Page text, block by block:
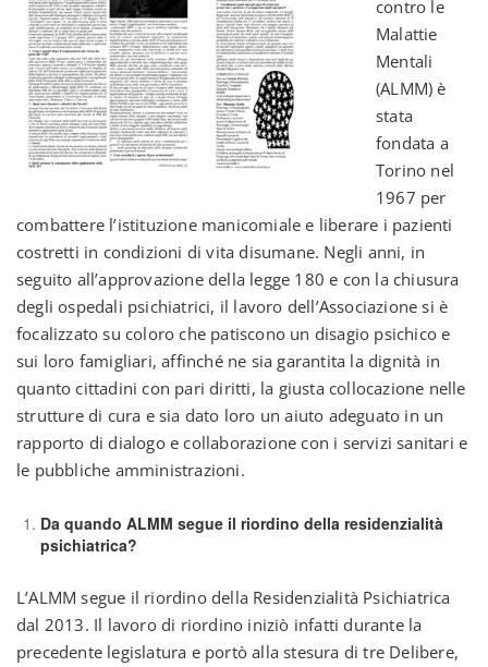
contro le
Malattie
Mentali
(ALMM) è
stata
fondata a
Torino nel
1967 per
combattere l’istituzione manicomiale e liberare i pazienti
costretti in condizioni di vita disumane. Negli anni, in
seguito all’approvazione della legge 180 e con la chiusura
degli ospedali psichiatrici, il lavoro dell’Associazione si è
focalizzato su coloro che patiscono un disagio psichico e
sui loro famigliari, affinché ne sia garantita la dignità in
quanto cittadini con pari diritti, la giusta collocazione nelle
strutture di cura e sia dato loro un aiuto adeguato in un
rapporto di dialogo e collaborazione con i servizi sanitari e
le pubbliche amministrazioni.
Da quando ALMM segue il riordino della residenzialità
psichiatrica?
L’ALMM segue il riordino della Residenzialità Psichiatrica
dal 2013. Il lavoro di riordino iniziò infatti durante la
precedente legislatura e portò alla stesura di tre Delibere,